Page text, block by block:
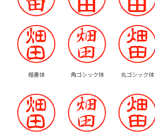
楷書体 角ゴシック体 丸ゴシック体